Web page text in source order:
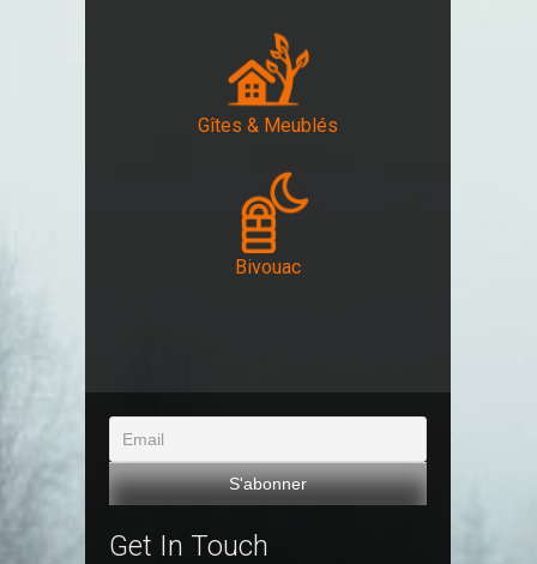
Gîtes & Meublés
Bivouac
Get In Touch